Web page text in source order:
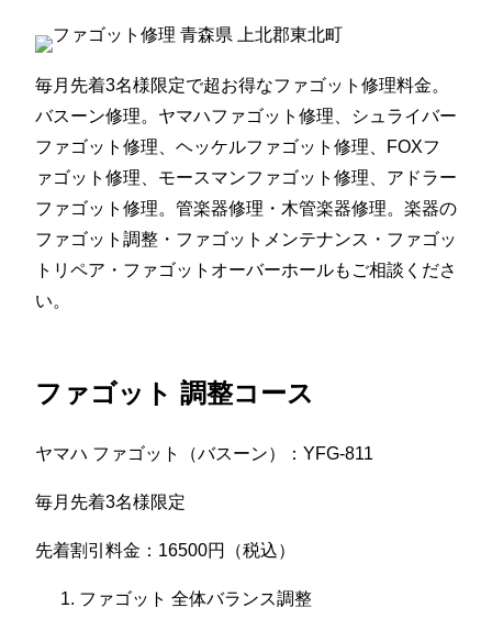
毎月先着3名様限定で超お得なファゴット修理料金。
バスーン修理。ヤマハファゴット修理、シュライバー
ファゴット修理、ヘッケルファゴット修理、FOXフ
ァゴット修理、モースマンファゴット修理、アドラー
ファゴット修理。管楽器修理・木管楽器修理。楽器の
ファゴット調整・ファゴットメンテナンス・ファゴッ
トリペア・ファゴットオーバーホールもご相談くださ
い。
ファゴット 調整コース
ヤマハ ファゴット（バスーン）：YFG-811
毎月先着3名様限定
先着割引料金：16500円（税込）
ファゴット 全体バランス調整